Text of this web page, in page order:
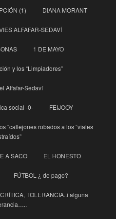
(1) DIANA MORANT
ALFAFAR-SEDAVÍ
1 DE MAYO
y los “Limpiadores”
Alfafar-Sedaví
social -0- FEIJOOY
“callejones robados a los “viales
A SACO EL HONESTO
FÚTBOL ¿ de pago?
TOLERANCIA..i alguna